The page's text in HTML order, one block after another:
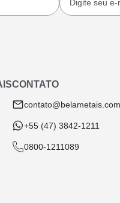
CONTATO
+55 (47) 3842-1211
0800-1211089